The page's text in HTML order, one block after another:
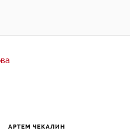
АРТЕМ ЧЕКАЛИН